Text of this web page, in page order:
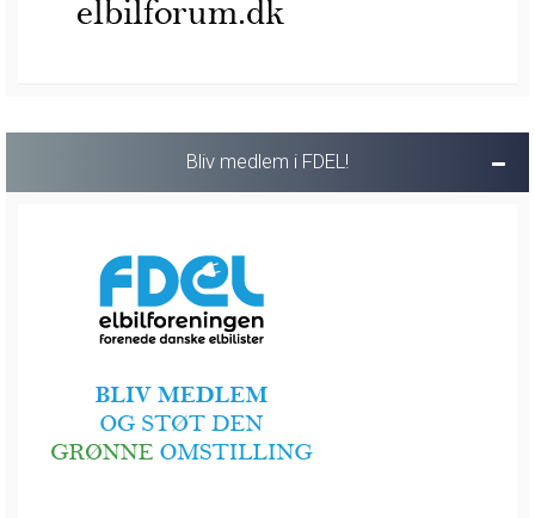
Bliv medlem i FDEL!